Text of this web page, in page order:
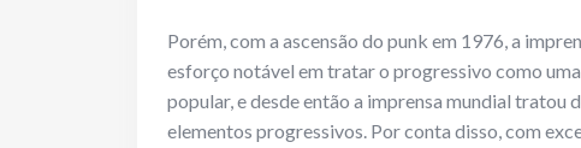
Porém, com a ascensão do punk em 1976, a
esforço notável em tratar o progressivo como
popular, e desde então a imprensa mundial
elementos progressivos. Por conta disso, com